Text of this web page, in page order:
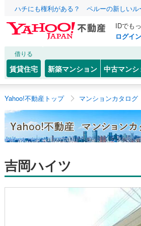
ハチにも権利がある？ ペルーの新しいル
IDでも
ログイン
借りる
賃貸住宅 新築マンション 中古マンシ
Yahoo!不動産トップ マンションカタログ
吉岡ハイツ